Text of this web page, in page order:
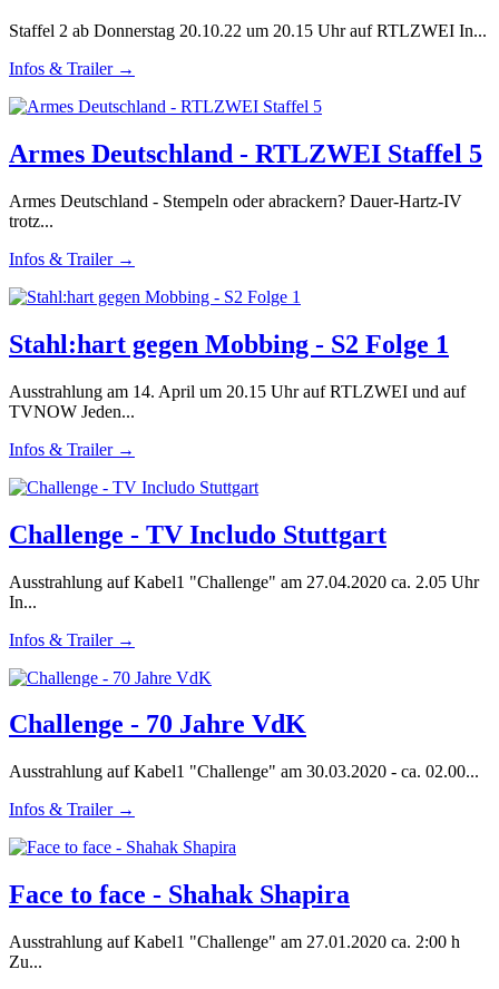
Staffel 2 ab Donnerstag 20.10.22 um 20.15 Uhr auf RTLZWEI In...
Infos & Trailer →
Armes Deutschland - RTLZWEI Staffel 5
Armes Deutschland - Stempeln oder abrackern? Dauer-Hartz-IV
trotz...
Infos & Trailer →
Stahl:hart gegen Mobbing - S2 Folge 1
Ausstrahlung am 14. April um 20.15 Uhr auf RTLZWEI und auf
TVNOW Jeden...
Infos & Trailer →
Challenge - TV Includo Stuttgart
Ausstrahlung auf Kabel1 "Challenge" am 27.04.2020 ca. 2.05 Uhr
In...
Infos & Trailer →
Challenge - 70 Jahre VdK
Ausstrahlung auf Kabel1 "Challenge" am 30.03.2020 - ca. 02.00...
Infos & Trailer →
Face to face - Shahak Shapira
Ausstrahlung auf Kabel1 "Challenge" am 27.01.2020 ca. 2:00 h
Zu...